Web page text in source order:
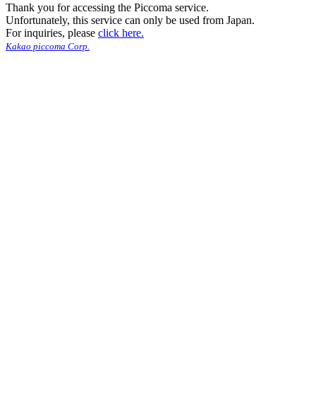
Thank you for accessing the Piccoma service.
Unfortunately, this service can only be used from Japan.
For inquiries, please click here.
Kakao piccoma Corp.